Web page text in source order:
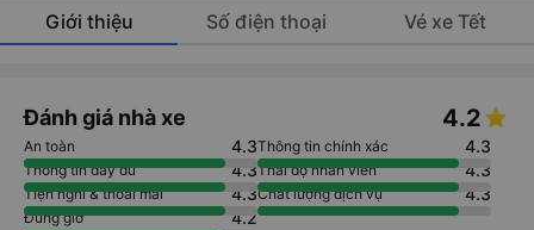
Giới thiệu Số điện thoại Vé xe Tết
Đánh giá nhà xe 4.2
An toàn 4.3Thông tin chính xác 4.3
Thông tin đầy đủ 4.3Thái độ nhân viên 4.3
Tiện nghi & thoải mái 4.3Chất lượng dịch vụ 4.3
Đúng giờ 4.2